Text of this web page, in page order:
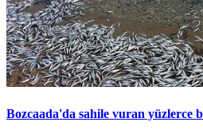
Bozcaada'da sahile vuran yüzlerce